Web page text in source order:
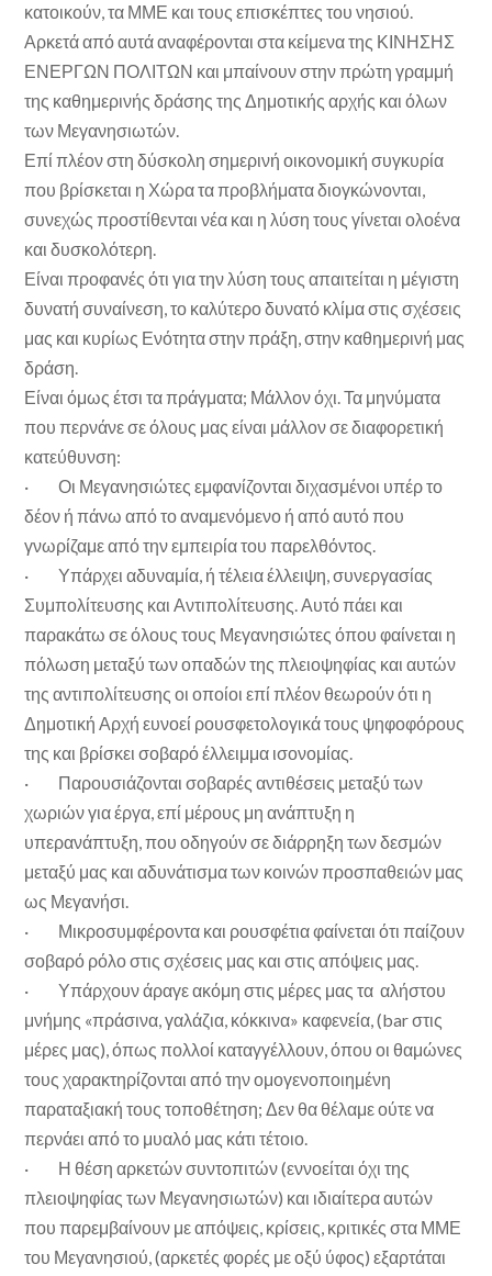
κατοικούν, τα ΜΜΕ και τους επισκέπτες του νησιού.
Αρκετά από αυτά αναφέρονται στα κείμενα της ΚΙΝΗΣΗΣ
ΕΝΕΡΓΩΝ ΠΟΛΙΤΩΝ και μπαίνουν στην πρώτη γραμμή
της καθημερινής δράσης της Δημοτικής αρχής και όλων
των Μεγανησιωτών.
Επί πλέον στη δύσκολη σημερινή οικονομική συγκυρία
που βρίσκεται η Χώρα τα προβλήματα διογκώνονται,
συνεχώς προστίθενται νέα και η λύση τους γίνεται ολοένα
και δυσκολότερη.
Είναι προφανές ότι για την λύση τους απαιτείται η μέγιστη
δυνατή συναίνεση, το καλύτερο δυνατό κλίμα στις σχέσεις
μας και κυρίως Ενότητα στην πράξη, στην καθημερινή μας
δράση.
Είναι όμως έτσι τα πράγματα; Μάλλον όχι. Τα μηνύματα
που περνάνε σε όλους μας είναι μάλλον σε διαφορετική
κατεύθυνση:
· Οι Μεγανησιώτες εμφανίζονται διχασμένοι υπέρ το
δέον ή πάνω από το αναμενόμενο ή από αυτό που
γνωρίζαμε από την εμπειρία του παρελθόντος.
· Υπάρχει αδυναμία, ή τέλεια έλλειψη, συνεργασίας
Συμπολίτευσης και Αντιπολίτευσης. Αυτό πάει και
παρακάτω σε όλους τους Μεγανησιώτες όπου φαίνεται η
πόλωση μεταξύ των οπαδών της πλειοψηφίας και αυτών
της αντιπολίτευσης οι οποίοι επί πλέον θεωρούν ότι η
Δημοτική Αρχή ευνοεί ρουσφετολογικά τους ψηφοφόρους
της και βρίσκει σοβαρό έλλειμμα ισονομίας.
· Παρουσιάζονται σοβαρές αντιθέσεις μεταξύ των
χωριών για έργα, επί μέρους μη ανάπτυξη η
υπερανάπτυξη, που οδηγούν σε διάρρηξη των δεσμών
μεταξύ μας και αδυνάτισμα των κοινών προσπαθειών μας
ως Μεγανήσι.
· Μικροσυμφέροντα και ρουσφέτια φαίνεται ότι παίζουν
σοβαρό ρόλο στις σχέσεις μας και στις απόψεις μας.
· Υπάρχουν άραγε ακόμη στις μέρες μας τα αλήστου
μνήμης «πράσινα, γαλάζια, κόκκινα» καφενεία, (bar στις
μέρες μας), όπως πολλοί καταγγέλλουν, όπου οι θαμώνες
τους χαρακτηρίζονται από την ομογενοποιημένη
παραταξιακή τους τοποθέτηση; Δεν θα θέλαμε ούτε να
περνάει από το μυαλό μας κάτι τέτοιο.
· Η θέση αρκετών συντοπιτών (εννοείται όχι της
πλειοψηφίας των Μεγανησιωτών) και ιδιαίτερα αυτών
που παρεμβαίνουν με απόψεις, κρίσεις, κριτικές στα ΜΜΕ
του Μεγανησιού, (αρκετές φορές με οξύ ύφος) εξαρτάται